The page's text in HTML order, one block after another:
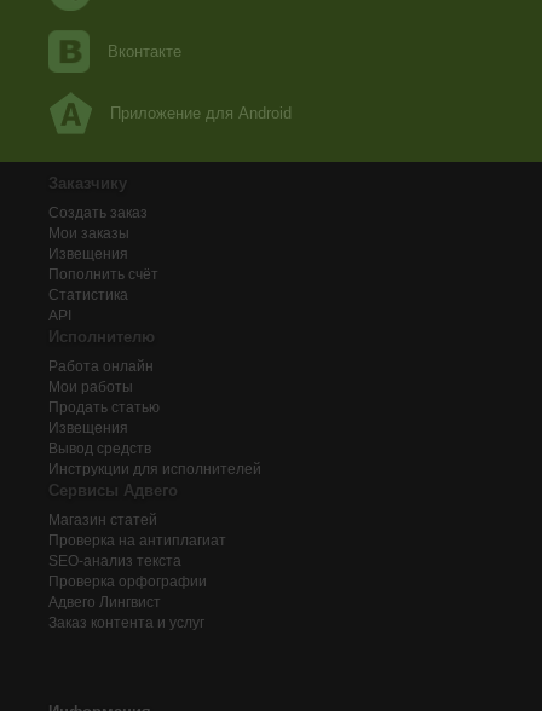
Вконтакте
Приложение для Android
Заказчику
Создать заказ
Мои заказы
Извещения
Пополнить счёт
Статистика
API
Исполнителю
Работа онлайн
Мои работы
Продать статью
Извещения
Вывод средств
Инструкции для исполнителей
Сервисы Адвего
Магазин статей
Проверка на антиплагиат
SEO-анализ текста
Проверка орфографии
Адвего Лингвист
Заказ контента и услуг